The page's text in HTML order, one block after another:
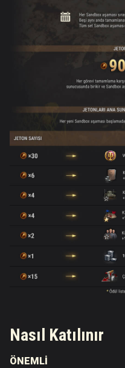
Nasıl Katılınır
ÖNEMLİ